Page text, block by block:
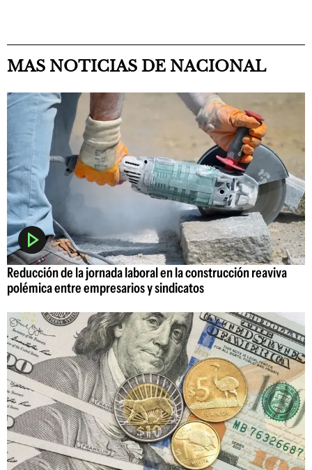
MAS NOTICIAS DE NACIONAL
Reducción de la jornada laboral en la construcción reaviva
polémica entre empresarios y sindicatos